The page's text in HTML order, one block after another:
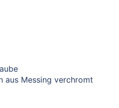
aus Messing verchromt